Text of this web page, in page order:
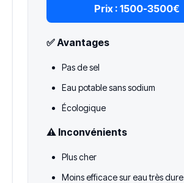
Prix : 1500-3500€
✅ Avantages
Pas de sel
Eau potable sans sodium
Écologique
⚠️ Inconvénients
Plus cher
Moins efficace sur eau très dure